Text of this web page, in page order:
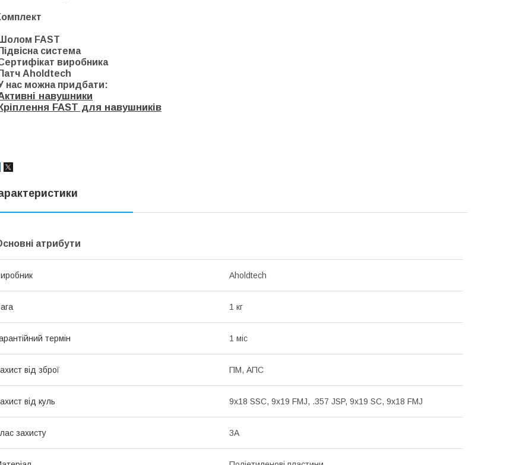
FAST
система
виробника
Aholdtech
нас можна придбати:
навушники
FAST для навушників
атрибути
Aholdtech
1 кг
термін 1 міс
від зброї ПМ, АПС
від куль 9х18 SSC, 9х19 FMJ, .357 JSP, 9х19 SC, 9х18 FMJ
захисту 3А